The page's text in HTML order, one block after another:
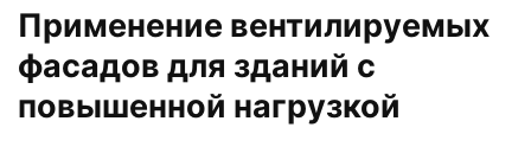
Применение вентилируемых
фасадов для зданий с
повышенной нагрузкой